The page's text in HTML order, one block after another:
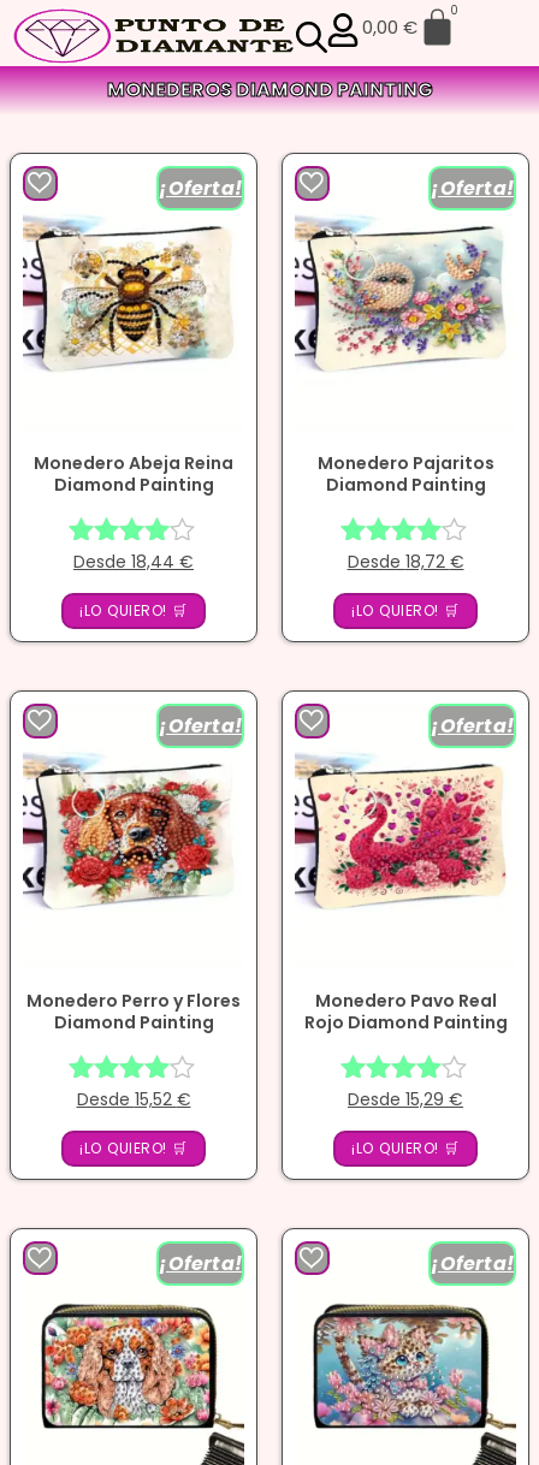
0,00 €
0
MONEDEROS DIAMOND PAINTING
¡Oferta!
Monedero Abeja Reina
Diamond Painting
Valorado
con
4.00
de 5
Desde 18,44 €
¡LO QUIERO! 🛒
¡Oferta!
Monedero Pajaritos
Diamond Painting
Valorado
con
4.00
de 5
Desde 18,72 €
¡LO QUIERO! 🛒
¡Oferta!
Monedero Perro y Flores
Diamond Painting
Valorado
con
4.00
de 5
Desde 15,52 €
¡LO QUIERO! 🛒
¡Oferta!
Monedero Pavo Real
Rojo Diamond Painting
Valorado
con
4.00
de 5
Desde 15,29 €
¡LO QUIERO! 🛒
¡Oferta! ¡Oferta!